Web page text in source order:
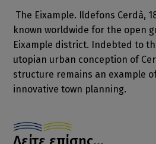
The Eixample. Ildefons Cerdà,
known worldwide for the open
Eixample district. Indebted to
utopian urban conception of
structure remains an example
innovative town planning.